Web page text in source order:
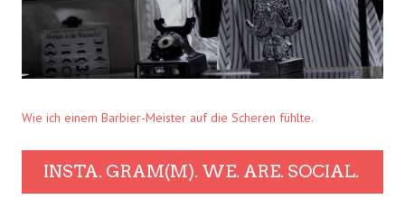
Wie ich einem Barbier-Meister auf die Scheren fühlte.
INSTA. GRAM(M). WE. ARE. SOCIAL.